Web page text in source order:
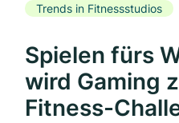
Trends in Fitnessstudios
Spielen fürs
wird Gaming
Fitness-